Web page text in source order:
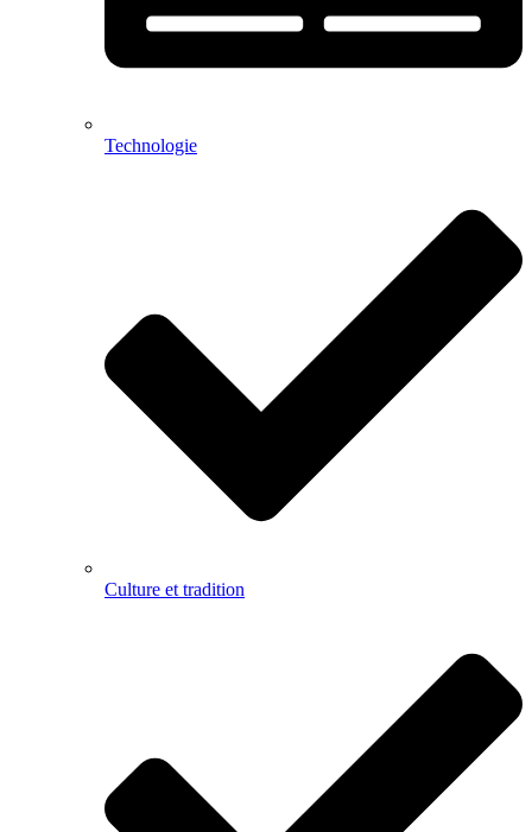
Technologie
Culture et tradition